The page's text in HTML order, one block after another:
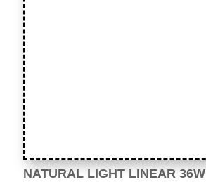
NATURAL LIGHT LINEAR 36W